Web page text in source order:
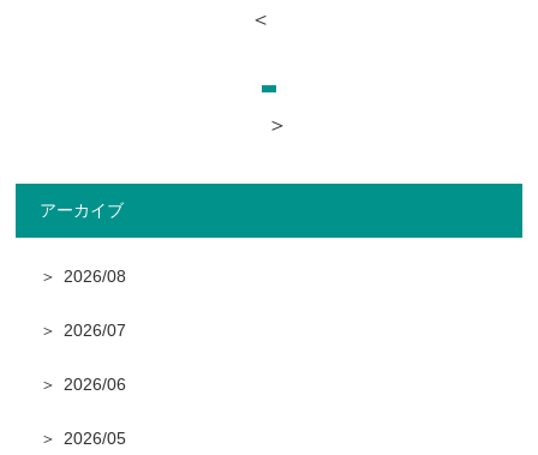
＜
＞
アーカイブ
2026/08
2026/07
2026/06
2026/05